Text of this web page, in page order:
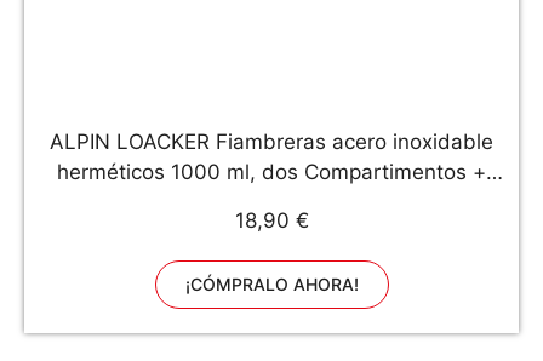
ALPIN LOACKER Fiambreras acero inoxidable
herméticos 1000 ml, dos Compartimentos +
aluminio ecológica Caja de Alimentos: Trabajo
Senderismo Viajes Picnic
18,90 €
¡CÓMPRALO AHORA!